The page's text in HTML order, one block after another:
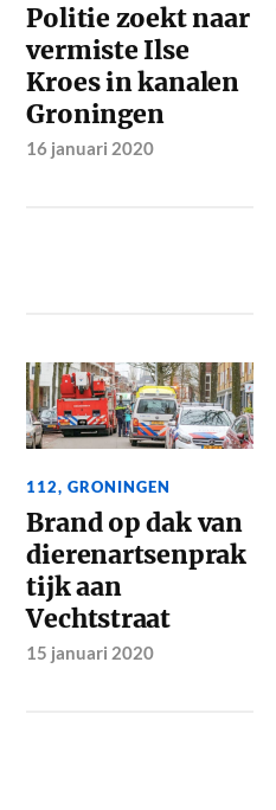
Politie zoekt naar
vermiste Ilse
Kroes in kanalen
Groningen
16 januari 2020
112,GRONINGEN
Brand op dak van
dierenartsenprak
tijk aan
Vechtstraat
15 januari 2020